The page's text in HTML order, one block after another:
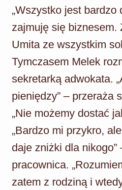
„Wszystko jest bardzo
zajmuję się biznesem.
Umita ze wszystkim
Tymczasem Melek
sekretarką adwokata.
pieniędzy” – przeraża
„Nie możemy dostać
„Bardzo mi przykro,
daje zniżki dla nikogo”
pracownica.
zatem z rodziną i